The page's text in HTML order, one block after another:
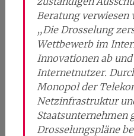
Beratung verwiesen
„Die Drosselung
Wettbewerb im
Innovationen ab
Internetnutzer.
Monopol der
Netzinfrastruktur
Staatsunternehmen
Drosselungspläne